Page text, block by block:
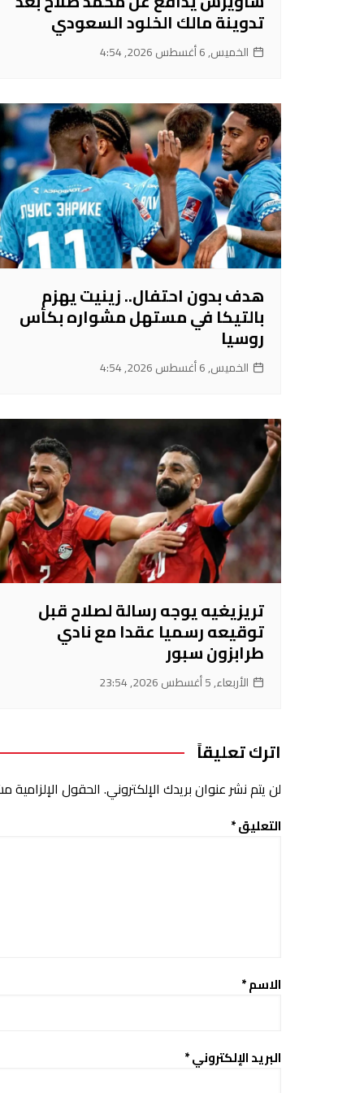
تدوينة مالك الخلود السعودي
الخميس, 6 أغسطس 2026, 4:54
هدف بدون احتفال.. زينيت يهزم
بالتيكا في مستهل مشواره بكأس
روسيا
الخميس, 6 أغسطس 2026, 4:54
تريزيغيه يوجه رسالة لصلاح قبل
توقيعه رسميا عقدا مع نادي
طرابزون سبور
الأربعاء, 5 أغسطس 2026, 23:54
اترك تعليقاً
لن يتم نشر عنوان بريدك الإلكتروني. الحقول الإلزامية
التعليق*
الاسم*
البريد الإلكتروني*